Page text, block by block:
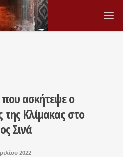
ασκήτεψε ο
της Κλίμακας στο
Σινά
2022